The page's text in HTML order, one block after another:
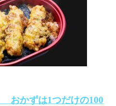
おかずは1つだけの100